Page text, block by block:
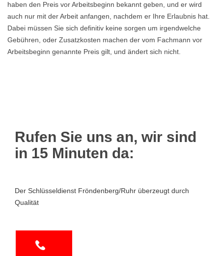
haben den Preis vor Arbeitsbeginn bekannt geben, und er wird
auch nur mit der Arbeit anfangen, nachdem er Ihre Erlaubnis hat.
Dabei müssen Sie sich definitiv keine sorgen um irgendwelche
Gebühren, oder Zusatzkosten machen der vom Fachmann vor
Arbeitsbeginn genannte Preis gilt, und ändert sich nicht.
Rufen Sie uns an, wir sind
in 15 Minuten da:
Der Schlüsseldienst Fröndenberg/Ruhr überzeugt durch
Qualität